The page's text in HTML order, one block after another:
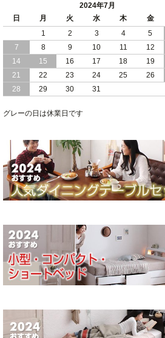
畳 仕様 で 敷き布団 が使える 引き
収納 付き 大容量 チェスト ベッド
製 ヘッドボードなし
2024/02/23
畳 の 床面 で 敷き布団 で 寝られ
出し 収納庫 付 大容量 チェスト
日本製
し 収納庫 付き チェスト ベッド 日
2024年7月
日
月 火 水 木 金
1
2 3 4 5
7
8 9 10 11 12
14
15 16 17 18 19
21
22 23 24 25 26
28
29 30 31
グレーの日は休業日です